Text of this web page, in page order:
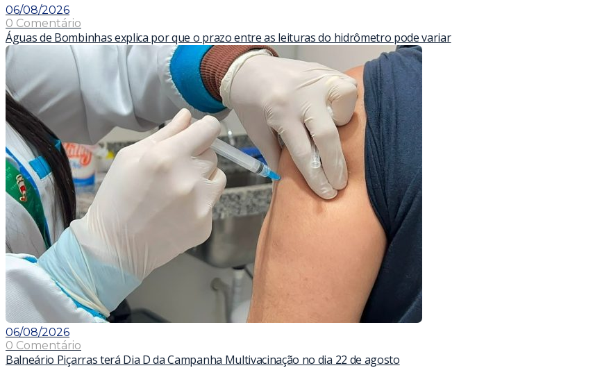
06/08/2026
0 Comentário
Águas de Bombinhas explica por que o prazo entre as leituras do hidrômetro pode variar
06/08/2026
0 Comentário
Balneário Piçarras terá Dia D da Campanha Multivacinação no dia 22 de agosto